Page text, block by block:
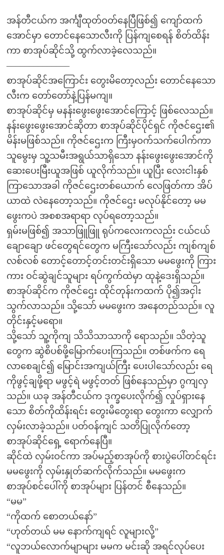
အန်တီငယ်က အင်္ကျီထုတ်ဝတ်နေပြီဖြစ်၍ ကျော်ထက်
အောင်မှာ တောင်နေသောလီးကို ပြန်ကျစေရန် စိတ်ထိန်း
ကာ စာအုပ်ဆိုင်သို့ ထွက်လာခဲ့လေသည်။
––––––––––––––
စာအုပ်ဆိုင်အကြောင်း တွေးမိတော့လည်း တောင်နေသော
လီးက တော်တော်နဲ့ပြန်မကျ။
စာအုပ်ဆိုင်မှ မနန်းဖွေးဖွေးအောင်ကြောင့် ဖြစ်လေသည်။
နန်းဖွေးဖွေးအောင်ဆိုတာ စာအုပ်ဆိုင်ပိုင်ရှင် ကိုဇင်ဌေး၏
မိန်းမဖြစ်သည်။ ကိုဇင်ဌေးက ကြီးမှဝက်သက်ပေါက်ကာ
သူမွေးမှ သူ့သမီးအရွယ်သာရှိသော နန်းဖွေးဖွေးအောင်ကို
ဆေးပေးမြီးယူအဖြစ် ယူလိုက်သည်။ ယူပြီး လေးငါးနှစ်
ကြာသောအခါ ကိုဇင်ဌေးတစ်ယောက် လေဖြတ်ကာ အိပ်
ယာထဲ လဲနေတော့သည်။ ကိုဇင်ဌေး မလုပ်နိုင်တော့ မမ
ဖွေးကပဲ အစစအရာရာ လုပ်ရတော့သည်။
ရှမ်းမဖြစ်၍ အသာဖြူဖြူ ရုပ်ကလေးကလည်း ငယ်ငယ်
ချောချော ဖင်တွေရင်တွေက မကြီးသော်လည်း ကျစ်ကျစ်
လစ်လစ် တောင့်တောင့်တင်းတင်းရှိသော မမဖွေးကို ကြား
ကား ဝင်ဆွဲချင်သူများ ရပ်ကွက်ထဲမှာ ထုနဲ့ဒေးရှိသည်။
စာအုပ်ဆိုင်က ကိုဇင်ဌေး ထိုင်တုန်းကထက် ပို၍အငှါး
သွက်လာသည်။ သို့သော် မမဖွေးက အနေတည်သည်။ လူ
တိုင်းနှင့်မရော။
သို့သော် သူ့ကိုကျ သိသိသာသာကို ရောသည်။ သိတဲ့သူ
တွေက ဆွဲစိပစ်ဖို့မြောက်ပေးကြသည်။ တစ်ဖက်က ရေ
လာစေချင်၍ မြောင်းအကျယ်ကြီး ပေးပါသော်လည်း ရေ
ကိုဖွင့်ချဖို့ရာ မဖွင့်ရဲ မဖွင့်တတ် ဖြစ်နေသည်မှာ ဂွကျလှ
သည်။ ယခု အန်တီငယ်က ဒုက္ခပေးလိုက်၍ လှုပ်ရှားနေ
သော စိတ်ကိုထိန်းရင်း တွေးမိတွေးရာ တွေးကာ လျှောက်
လှမ်းလာခဲ့သည်။ ပတ်ဝန်ကျင် သတိပြုလိုက်တော့
စာအုပ်ဆိုင်ရှေ့ ရောက်နေပြီ။
ဆိုင်ထဲ လှမ်းဝင်ကာ အပ်မည့်စာအုပ်ကို စားပွဲပေါ်တင်ရင်း
မမဖွေးကို လှမ်းနှုတ်ဆက်လိုက်သည်။ မမဖွေးက
စာအုပ်စင်ပေါ်ကို စာအုပ်များ ပြန်တင် စီနေသည်။
“မမ”
“ကိုထက် စောတယ်နော်”
“ဟုတ်တယ် မမ နောက်ကျရင် လူများလို့”
“လူဘယ်လောက်မျာများ မမက မင်းဆို အရင်လုပ်ပေး